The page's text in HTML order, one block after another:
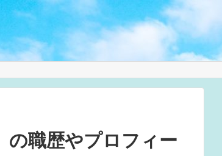
の職歴やプロフィー